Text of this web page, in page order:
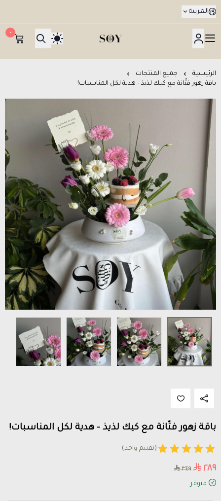
العربية
هدايا جدة SOY Gifts بتوصيل في نفس اليوم
٠
الرئيسية
جميع المنتجات
باقة زهور فتّانة مع كيك لذيذ – هدية لكل المناسبات!
باقة زهور فتّانة مع كيك لذيذ – هدية لكل المناسبات!
(تقييم واحد)
٢٨٩
٣٤٩
متوفر